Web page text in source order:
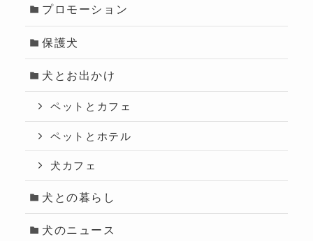
プロモーション
保護犬
犬とお出かけ
ペットとカフェ
ペットとホテル
犬カフェ
犬との暮らし
犬のニュース